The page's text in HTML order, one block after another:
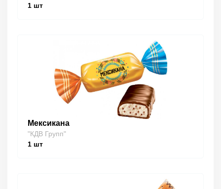
1 шт
Мексикана
"КДВ Групп"
1 шт